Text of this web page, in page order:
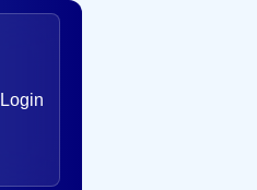
Login